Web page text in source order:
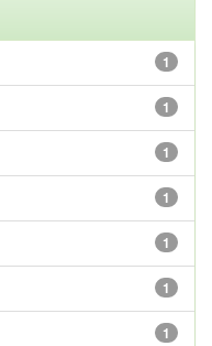
1
1
1
1
1
1
1